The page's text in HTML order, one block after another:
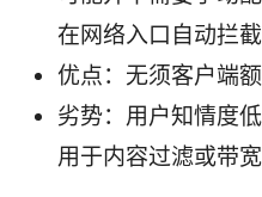
在网络入口自动拦截
优点：无须客户端
劣势：用户知情度
用于内容过滤或带宽